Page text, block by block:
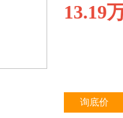
13.19
询底价